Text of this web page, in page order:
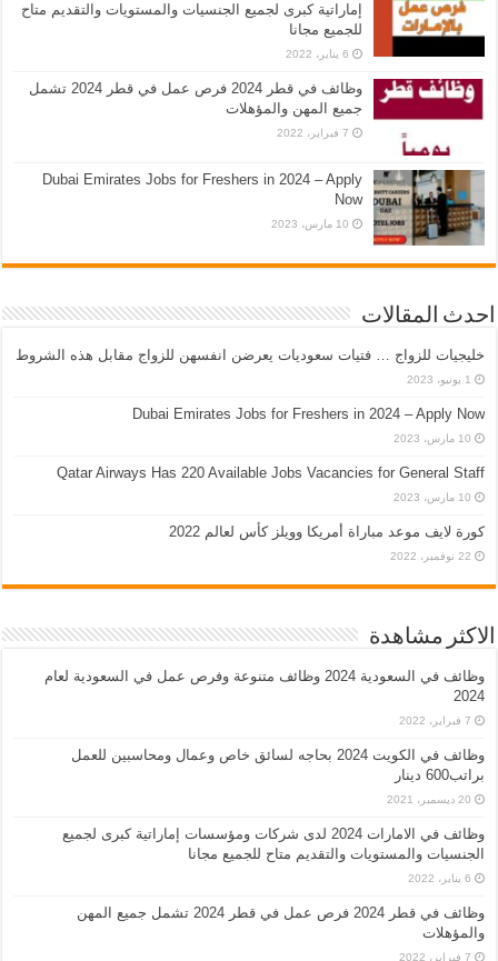
إماراتية كبرى لجميع الجنسيات والمستويات والتقديم متاح
للجميع مجانا
6 يناير، 2022
وظائف في قطر 2024 فرص عمل في قطر 2024 تشمل
جميع المهن والمؤهلات
7 فبراير، 2022
Dubai Emirates Jobs for Freshers in 2024 – Apply
Now
10 مارس، 2023
احدث المقالات
خليجيات للزواج … فتيات سعوديات يعرضن انفسهن للزواج مقابل هذه الشروط
1 يونيو، 2023
Dubai Emirates Jobs for Freshers in 2024 – Apply Now
10 مارس، 2023
Qatar Airways Has 220 Available Jobs Vacancies for General Staff
10 مارس، 2023
كورة لايف موعد مباراة أمريكا وويلز كأس لعالم 2022
22 نوفمبر، 2022
الاكثر مشاهدة
وظائف في السعودية 2024 وظائف متنوعة وفرص عمل في السعودية لعام
2024
7 فبراير، 2022
وظائف في الكويت 2024 بحاجه لسائق خاص وعمال ومحاسبين للعمل
براتب600 دينار
20 ديسمبر، 2021
وظائف في الامارات 2024 لدى شركات ومؤسسات إماراتية كبرى لجميع
الجنسيات والمستويات والتقديم متاح للجميع مجانا
6 يناير، 2022
وظائف في قطر 2024 فرص عمل في قطر 2024 تشمل جميع المهن
والمؤهلات
7 فبراير، 2022